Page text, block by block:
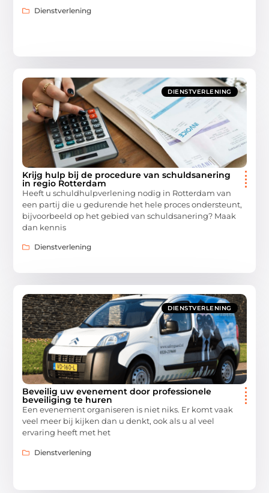
Dienstverlening
DIENSTVERLENING
Krijg hulp bij de procedure van schuldsanering
in regio Rotterdam
Heeft u schuldhulpverlening nodig in Rotterdam van
een partij die u gedurende het hele proces ondersteunt,
bijvoorbeeld op het gebied van schuldsanering? Maak
dan kennis
Dienstverlening
DIENSTVERLENING
Beveilig uw evenement door professionele
beveiliging te huren
Een evenement organiseren is niet niks. Er komt vaak
veel meer bij kijken dan u denkt, ook als u al veel
ervaring heeft met het
Dienstverlening